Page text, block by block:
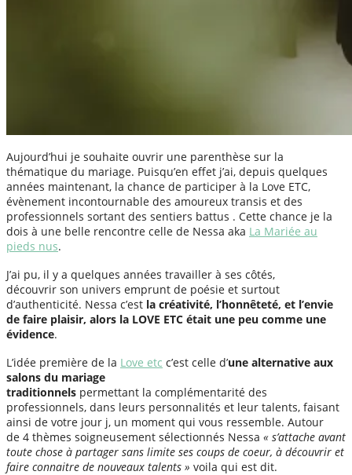
Aujourd’hui je souhaite ouvrir une parenthèse sur la
thématique du mariage. Puisqu’en effet j’ai, depuis quelques
années maintenant, la chance de participer à la Love ETC,
évènement incontournable des amoureux transis et des
professionnels sortant des sentiers battus . Cette chance je la
dois à une belle rencontre celle de Nessa aka La Mariée au
pieds nus.
J’ai pu, il y a quelques années travailler à ses côtés,
découvrir son univers emprunt de poésie et surtout
d’authenticité. Nessa c’est la créativité, l’honnêteté, et l’envie
de faire plaisir, alors la LOVE ETC était une peu comme une
évidence.
L’idée première de la Love etc c’est celle d’une alternative aux
salons du mariage
traditionnels permettant la complémentarité des
professionnels, dans leurs personnalités et leur talents, faisant
ainsi de votre jour j, un moment qui vous ressemble. Autour
de 4 thèmes soigneusement sélectionnés Nessa « s’attache avant
toute chose à partager sans limite ses coups de coeur, à découvrir et
faire connaitre de nouveaux talents » voila qui est dit.